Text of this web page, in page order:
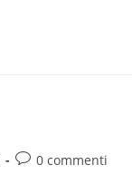
0 commenti